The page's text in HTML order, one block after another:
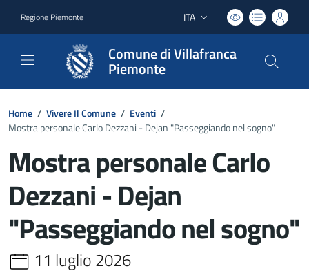
Regione Piemonte Lingua attiva:
ITA
Comune di Villafranca
Piemonte
Home / Vivere Il Comune / Eventi /
Mostra personale Carlo Dezzani - Dejan "Passeggiando nel sogno"
Mostra personale Carlo
Dezzani - Dejan
"Passeggiando nel sogno"
11 luglio 2026